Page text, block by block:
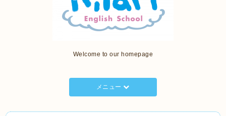
Welcome to our homepage
メニュー